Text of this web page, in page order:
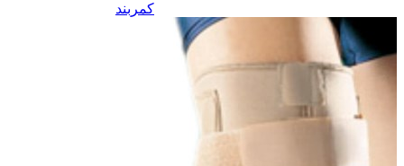
کمربند